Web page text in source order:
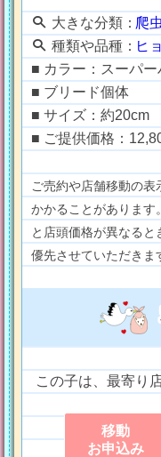
大きな分類：爬
種類や品種： ヒ
■ カラー：スーパ
■ ブリード個体
■ サイズ：約20cm
■ ご提供価格：
ご売約や店舗移動の
かかることがあります
と店頭価格が異なる
優先させていただきま
この子は、最寄り
移動
お申込み